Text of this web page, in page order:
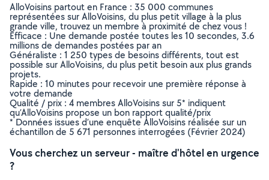
AlloVoisins partout en France : 35 000 communes
représentées sur AlloVoisins, du plus petit village à la plus
grande ville, trouvez un membre à proximité de chez vous !
Efficace : Une demande postée toutes les 10 secondes, 3.6
millions de demandes postées par an
Généraliste : 1 250 types de besoins différents, tout est
possible sur AlloVoisins, du plus petit besoin aux plus grands
projets.
Rapide : 10 minutes pour recevoir une première réponse à
votre demande
Qualité / prix : 4 membres AlloVoisins sur 5* indiquent
qu’AlloVoisins propose un bon rapport qualité/prix
* Données issues d’une enquête AlloVoisins réalisée sur un
échantillon de 5 671 personnes interrogées (Février 2024)
Vous cherchez un serveur - maître d'hôtel en urgence
?